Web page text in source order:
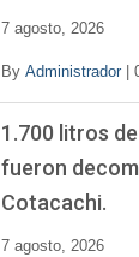
7 agosto, 2026
By Administrador
1.700 litros
fueron
Cotacachi.
7 agosto, 2026